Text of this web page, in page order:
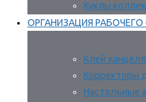
Куклы
ОРГАНИЗАЦИЯ
Клей
Корректоры
Настольные